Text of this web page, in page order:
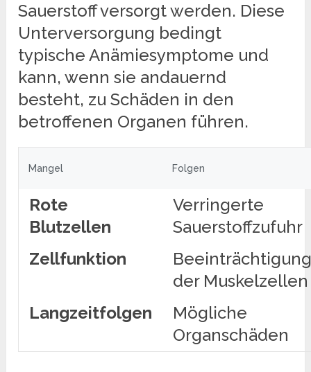
Sauerstoff versorgt werden. Diese
Unterversorgung bedingt
typische Anämiesymptome und
kann, wenn sie andauernd
besteht, zu Schäden in den
betroffenen Organen führen.
Mangel Folgen
Rote
Blutzellen
Verringerte
Sauerstoffzufuhr
Zellfunktion
der Muskelzellen
Langzeitfolgen
Mögliche
Organschäden